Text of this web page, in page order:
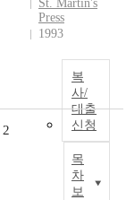
St. Martin's
Press
1993
복
사/
대출
신청
목
차
보
2